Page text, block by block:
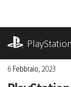
contenuto
PlayStation
6 Febbraio, 2023